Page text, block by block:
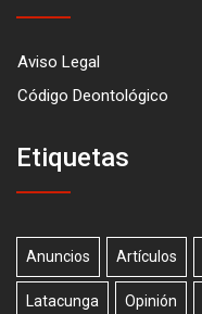
Aviso Legal
Código Deontológico
Etiquetas
Anuncios Artículos
Latacunga Opinión